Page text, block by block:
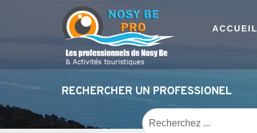
ACCUEIL
RECHERCHER UN PROFESSIONEL